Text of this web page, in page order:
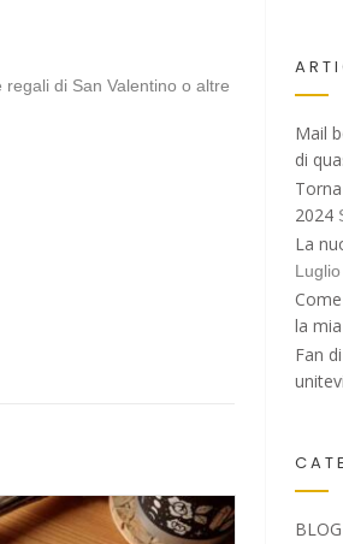
di San Valentino o altre
Mail
di
2024
La
la
Fan
BLOG